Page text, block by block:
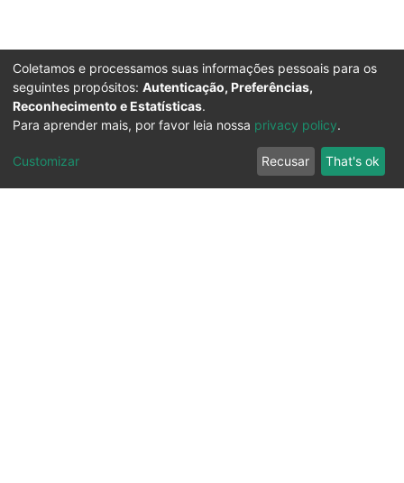
Coletamos e processamos suas informações pessoais para os
seguintes propósitos: Autenticação, Preferências,
Reconhecimento e Estatísticas.
Para aprender mais, por favor leia nossa privacy policy.
Customizar Recusar That's ok